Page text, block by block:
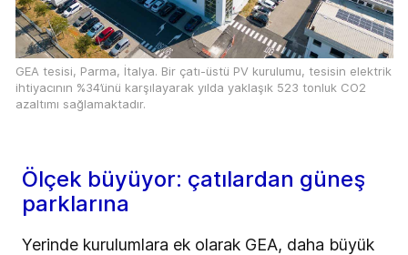
GEA tesisi, Parma, İtalya. Bir çatı-üstü PV kurulumu, tesisin elektrik
ihtiyacının %34’ünü karşılayarak yılda yaklaşık 523 tonluk CO2
azaltımı sağlamaktadır.
Ölçek büyüyor: çatılardan güneş
parklarına
Yerinde kurulumlara ek olarak GEA, daha büyük